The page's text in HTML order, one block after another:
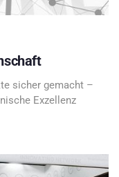
sicher gemacht –
Exzellenz